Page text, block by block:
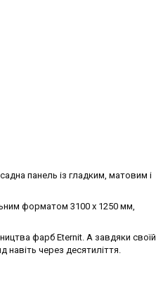
панель із гладким, матовим і
форматом 3100 х 1250 мм,
фарб Eternit. А завдяки своїй
навіть через десятиліття.